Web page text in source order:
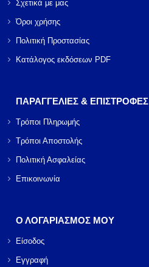
Σχετικά με μας
Όροι χρήσης
Πολιτική Προστασίας
Κατάλογος εκδόσεων PDF
ΠΑΡΑΓΓΕΛΙΕΣ & ΕΠΙΣΤΡΟΦΕΣ
Τρόποι Πληρωμής
Τρόποι Αποστολής
Πολιτική Ασφαλείας
Επικοινωνία
Ο ΛΟΓΑΡΙΑΣΜΟΣ ΜΟΥ
Είσοδος
Εγγραφή